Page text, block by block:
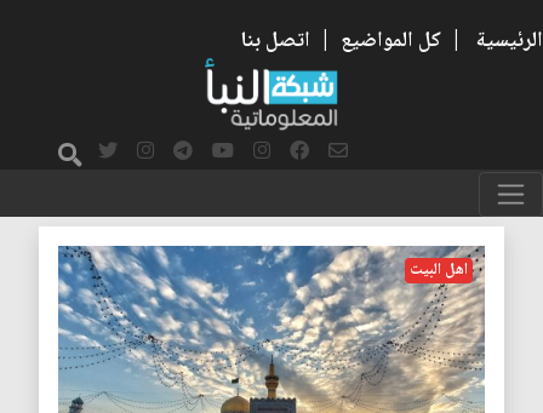
الرئيسية | كل المواضيع | اتصل بنا
الخلافة
اهل البيت